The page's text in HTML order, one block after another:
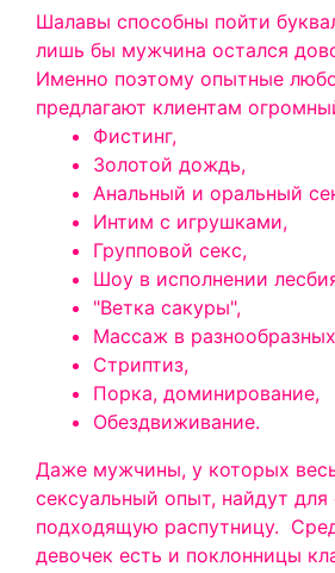
Шалавы способны пойти
лишь бы мужчина остался
Именно поэтому опытные
предлагают клиентам
Фистинг,
Золотой дождь,
Анальный и оральный
Интим с игрушками,
Групповой секс,
Шоу в исполнении
"Ветка сакуры",
Массаж в
Стриптиз,
Порка, доминирование,
Обездвиживание.
Даже мужчины, у которых
сексуальный опыт, найдут для
подходящую распутницу.
девочек есть и поклонницы